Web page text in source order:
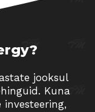
jooksul
Kuna